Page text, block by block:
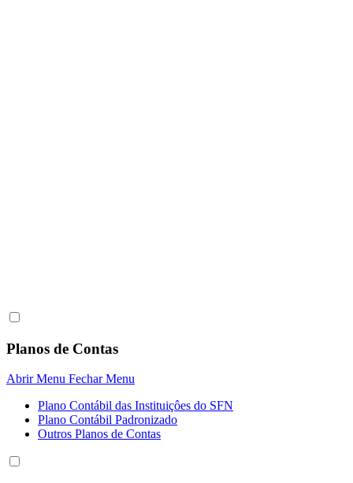
Planos de Contas
Abrir Menu Fechar Menu
Plano Contábil das Instituiçôes do SFN
Plano Contábil Padronizado
Outros Planos de Contas